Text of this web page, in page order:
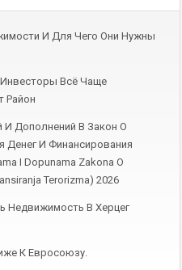
И Для Чего Они Нужны
Всё Чаще
Район
И Дополнений В Закон О
И Финансирования
I Dopunama Zakona O
Terorizma) 2026
Недвижимость В Херцег
К Евросоюзу.